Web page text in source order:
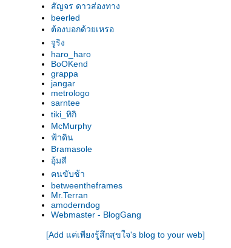
Ben X ...ซับซ้อนและเปราะบาง
Caramel หวาน-แสบ-สวยงาม
The Class บทเรียนความรุนแรง
Kings ค่ำคืนหลงคว้างของเศษชิ้นส่วนแห่ง
มหานคร
จาก Kolya ถึง Empties สุดท้ายคือความว่าง
เปล่า?
The Unknown Woman มุมมืดของ‘ตอร์นาโตเร’
Dokuz คำให้การจากตุรกี
Heima ผลึกเพลงสงบงาม...ในอ้อมกอดของบ้าน
เกิด
Cocalero ฮีโร่‘โบลิเวีย’
The Blood of My Brother & Iraq in Fragments
: อิรัก เรียลิตี้
12:08 East of Bucharest เวลาแห่งการเริ่มต้น
Rescue Dawn แหกค่ายขังตัวตน
Mongol ‘เจงกิสข่าน’คาซักสถาน
6 : 30 ชั่วการครบรอบของคืนวัน
Something Like Happiness ความสุขอยู่ที่ใด
สัญจร ดาวส่องทาง
beerled
ต้องบอกด้วยเหรอ
จูริง
haro_haro
BoOKend
grappa
jangar
metrologo
sarntee
tiki_ทิกิ
McMurphy
ฟ้าดิน
Bramasole
อุ้มสี
คนขับช้า
betweentheframes
Mr.Terran
amoderndog
Webmaster - BlogGang
[Add แค่เพียงรู้สึกสุขใจ's blog to your web]